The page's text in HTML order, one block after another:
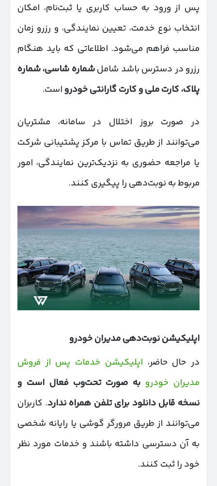
پس از ورود به حساب کاربری یا ثبت‌نام، امکان
انتخاب نوع خدمت، تعیین نمایندگی، و رزرو زمان
مناسب فراهم می‌شود. اطلاعاتی که باید هنگام
رزرو در دسترس باشد شاملشماره شاسی، شماره
پلاک، کارت ملی و کارت گارانتی خودرواست.
در صورت بروز اختلال در سامانه، مشتریان
می‌توانند از طریق تماس با مرکز پشتیبانی شرکت
یا مراجعه حضوری به نزدیک‌ترین نمایندگی، امور
مربوط به نوبت‌دهی را پیگیری کنند.
اپلیکیشن نوبت‌دهی مدیران خودرو
در حال حاضر، اپلیکیشن خدمات پس از فروش
مدیران خودرو به صورت تحت‌وب فعال است و
نسخه قابل دانلود برای تلفن همراه ندارد. کاربران
می‌توانند از طریق مرورگر گوشی یا رایانه شخصی
به آن دسترسی داشته باشند و خدمات مورد نظر
خود را ثبت کنند.